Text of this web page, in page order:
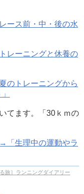
ース前・中・後の水
レーニングと休養の
のトレーニングから
てます。「30ｋｍの
「生理中の運動やラ
旅］ランニングダイアリー